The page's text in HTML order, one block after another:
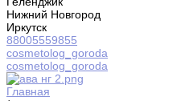
Нижний Новгород
Иркутск
88005559855
cosmetolog_goroda
cosmetolog_goroda
Главная